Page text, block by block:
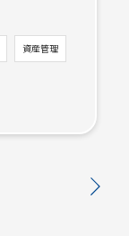
資産管理